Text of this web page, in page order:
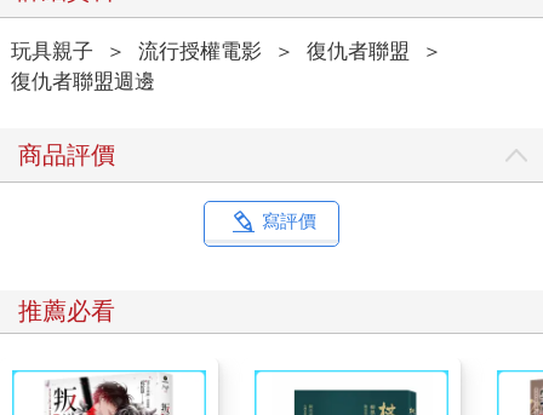
玩具親子 ＞ 流行授權電影 ＞ 復仇者聯盟
＞
復仇者聯盟週邊
商品評價
寫評價
推薦必看